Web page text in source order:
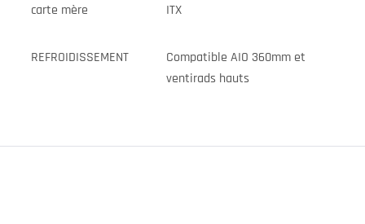
carte mère
ITX
REFROIDISSEMENT
Compatible AIO 360mm et
ventirads hauts